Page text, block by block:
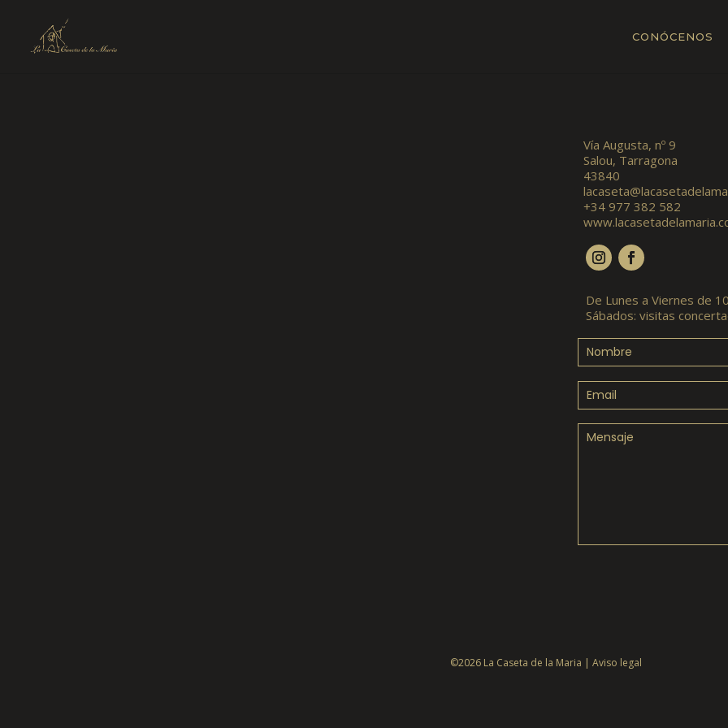
CONÓCENOS
Vía Augusta, nº 9
Salou, Tarragona
43840
+34 977 382 582
De Lunes a Viernes de
Sábados: visitas
©2026 La Caseta de la Maria | Aviso legal